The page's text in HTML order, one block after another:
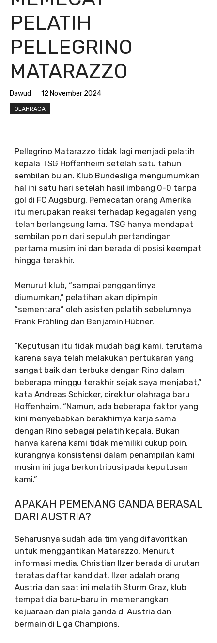
PELATIH
PELLEGRINO
MATARAZZO
Dawud 12 November 2024
OLAHRAGA
Pellegrino Matarazzo tidak lagi menjadi pelatih
kepala TSG Hoffenheim setelah satu tahun
sembilan bulan. Klub Bundesliga mengumumkan
hal ini satu hari setelah hasil imbang 0-0 tanpa
gol di FC Augsburg. Pemecatan orang Amerika
itu merupakan reaksi terhadap kegagalan yang
telah berlangsung lama. TSG hanya mendapat
sembilan poin dari sepuluh pertandingan
pertama musim ini dan berada di posisi keempat
hingga terakhir.
Menurut klub, “sampai penggantinya
diumumkan,” pelatihan akan dipimpin
“sementara” oleh asisten pelatih sebelumnya
Frank Fröhling dan Benjamin Hübner.
“Keputusan itu tidak mudah bagi kami, terutama
karena saya telah melakukan pertukaran yang
sangat baik dan terbuka dengan Rino dalam
beberapa minggu terakhir sejak saya menjabat,”
kata Andreas Schicker, direktur olahraga baru
Hoffenheim. “Namun, ada beberapa faktor yang
kini menyebabkan berakhirnya kerja sama
dengan Rino sebagai pelatih kepala. Bukan
hanya karena kami tidak memiliki cukup poin,
kurangnya konsistensi dalam penampilan kami
musim ini juga berkontribusi pada keputusan
kami.”
APAKAH PEMENANG GANDA BERASAL
DARI AUSTRIA?
Seharusnya sudah ada tim yang difavoritkan
untuk menggantikan Matarazzo. Menurut
informasi media, Christian Ilzer berada di urutan
teratas daftar kandidat. Ilzer adalah orang
Austria dan saat ini melatih Sturm Graz, klub
tempat dia baru-baru ini memenangkan
kejuaraan dan piala ganda di Austria dan
bermain di Liga Champions.